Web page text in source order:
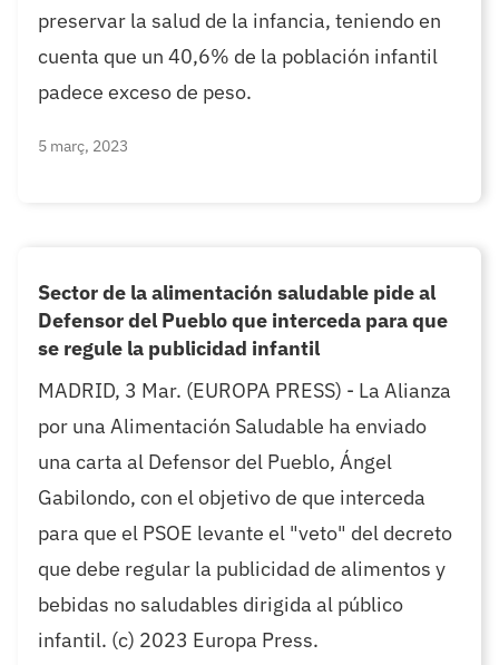
preservar la salud de la infancia, teniendo en
cuenta que un 40,6% de la población infantil
padece exceso de peso.
5 març, 2023
Sector de la alimentación saludable pide al
Defensor del Pueblo que interceda para que
se regule la publicidad infantil
MADRID, 3 Mar. (EUROPA PRESS) - La Alianza
por una Alimentación Saludable ha enviado
una carta al Defensor del Pueblo, Ángel
Gabilondo, con el objetivo de que interceda
para que el PSOE levante el "veto" del decreto
que debe regular la publicidad de alimentos y
bebidas no saludables dirigida al público
infantil. (c) 2023 Europa Press.